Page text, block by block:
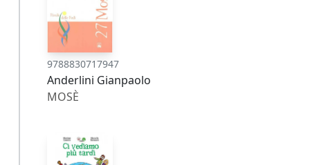
9788830717947
Anderlini Gianpaolo
MOSÈ